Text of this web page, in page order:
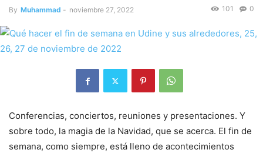
By Muhammad - noviembre 27, 2022 0
101
Conferencias, conciertos, reuniones y presentaciones. Y
sobre todo, la magia de la Navidad, que se acerca. El fin de
semana, como siempre, está lleno de acontecimientos